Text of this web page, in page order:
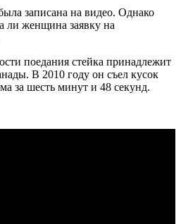
записана на видео. Однако
ли женщина заявку на
поедания стейка принадлежит
В 2010 году он съел кусок
за шесть минут и 48 секунд.